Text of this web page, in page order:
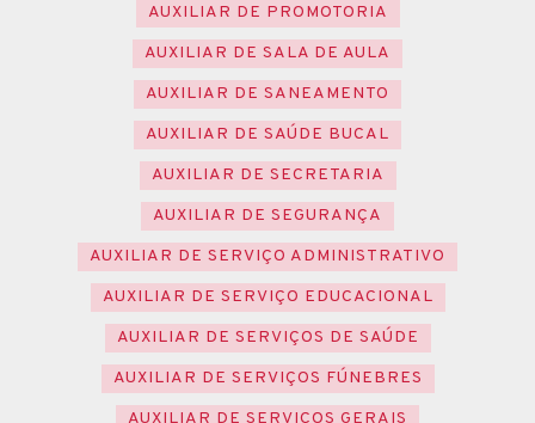
AUXILIAR DE PROMOTORIA
AUXILIAR DE SALA DE AULA
AUXILIAR DE SANEAMENTO
AUXILIAR DE SAÚDE BUCAL
AUXILIAR DE SECRETARIA
AUXILIAR DE SEGURANÇA
AUXILIAR DE SERVIÇO ADMINISTRATIVO
AUXILIAR DE SERVIÇO EDUCACIONAL
AUXILIAR DE SERVIÇOS DE SAÚDE
AUXILIAR DE SERVIÇOS FÚNEBRES
AUXILIAR DE SERVIÇOS GERAIS